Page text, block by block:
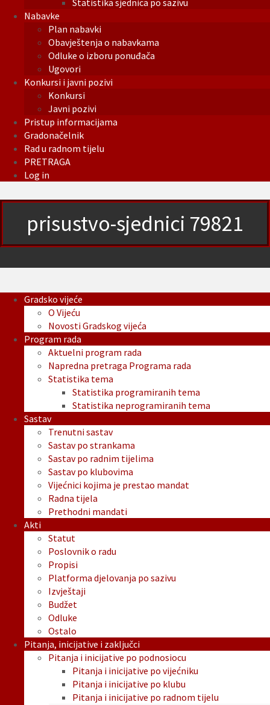
Statistika sjednica po sazivu
Nabavke
Plan nabavki
Obavještenja o nabavkama
Odluke o izboru ponuđača
Ugovori
Konkursi i javni pozivi
Konkursi
Javni pozivi
Pristup informacijama
Gradonačelnik
Rad u radnom tijelu
PRETRAGA
Log in
prisustvo-sjednici 79821
Gradsko vijeće
O Vijeću
Novosti Gradskog vijeća
Program rada
Aktuelni program rada
Napredna pretraga Programa rada
Statistika tema
Statistika programiranih tema
Statistika neprogramiranih tema
Sastav
Trenutni sastav
Sastav po strankama
Sastav po radnim tijelima
Sastav po klubovima
Vijećnici kojima je prestao mandat
Radna tijela
Prethodni mandati
Akti
Statut
Poslovnik o radu
Propisi
Platforma djelovanja po sazivu
Izvještaji
Budžet
Odluke
Ostalo
Pitanja, inicijative i zaključci
Pitanja i inicijative po podnosiocu
Pitanja i inicijative po vijećniku
Pitanja i inicijative po klubu
Pitanja i inicijative po radnom tijelu